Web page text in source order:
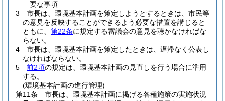
要な事項
3
市長は、環境基本計画を策定しようとするときは、市民等
の意見を反映することができるよう必要な措置を講じると
ともに、 第22条に規定する審議会の意見を聴かなければな
らない。
4
市長は、環境基本計画を策定したときは、遅滞なく公表し
なければならない。
5
前2項の規定は、環境基本計画の見直しを行う場合に準用
する。
(環境基本計画の進行管理)
第11条
市長は、環境基本計画に掲げる各種施策の実施状況